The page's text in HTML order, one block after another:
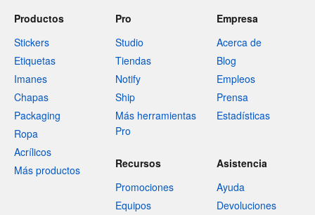
Productos
Stickers
Etiquetas
Imanes
Chapas
Packaging
Ropa
Acrílicos
Más productos
Pro
Studio
Tiendas
Notify
Ship
Más herramientas
Pro
Empresa
Acerca de
Blog
Empleos
Prensa
Estadísticas
Recursos
Promociones
Equipos
Asistencia
Ayuda
Devoluciones